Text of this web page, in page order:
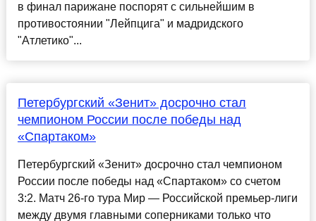
в финал парижане поспорят с сильнейшим в
противостоянии "Лейпцига" и мадридского
"Атлетико"...
Петербургский «Зенит» досрочно стал
чемпионом России после победы над
«Спартаком»
Петербургский «Зенит» досрочно стал чемпионом
России после победы над «Спартаком» со счетом
3:2. Матч 26-го тура Мир — Российской премьер-лиги
между двумя главными соперниками только что